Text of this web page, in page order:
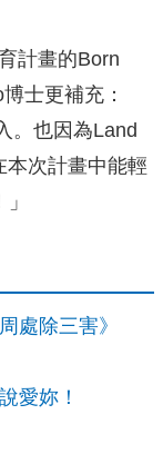
計畫的Born
士更補充：
。也因為Land
本次計畫中能輕
處除三害》
愛妳！